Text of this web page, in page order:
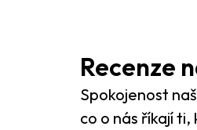
Recenze
Spokojenost
co o nás říkají ti,